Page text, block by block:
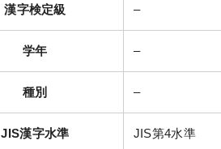
漢字検定級 –
学年 –
種別 –
JIS漢字水準 JIS第4水準